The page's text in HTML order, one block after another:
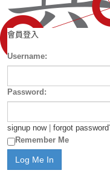
會員登入
Username:
Password:
signup now| forgot
Remember Me